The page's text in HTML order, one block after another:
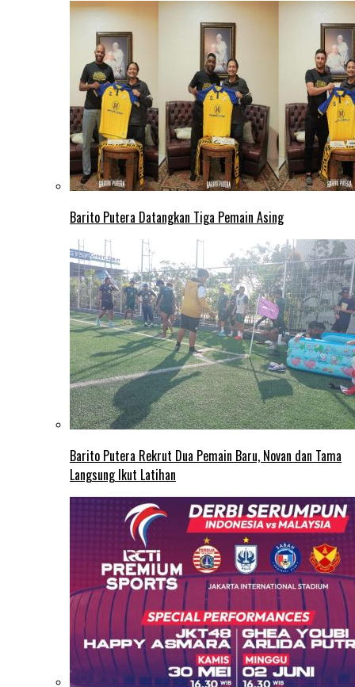
Barito Putera Datangkan Tiga Pemain Asing
Barito Putera Rekrut Dua Pemain Baru, Novan dan Tama
Langsung Ikut Latihan